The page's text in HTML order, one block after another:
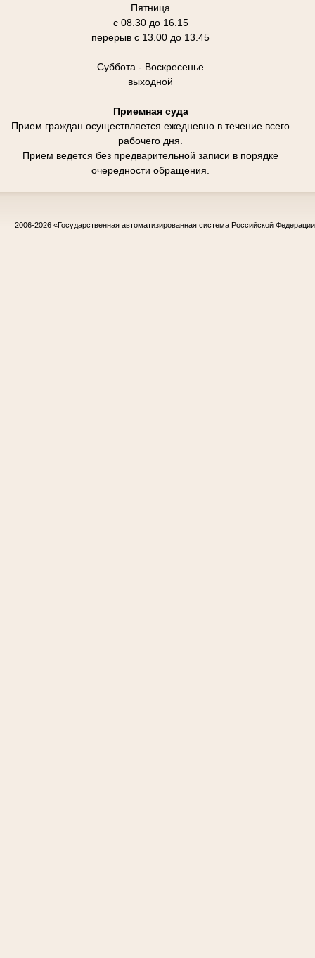
Пятница
с 08.30 до 16.15
перерыв с 13.00 до 13.45
Суббота - Воскресенье
выходной
Приемная суда
Прием граждан осуществляется ежедневно в течение всего
рабочего дня.
Прием ведется без предварительной записи в порядке
очередности обращения.
2006-2026 «Государственная автоматизированная система Российской